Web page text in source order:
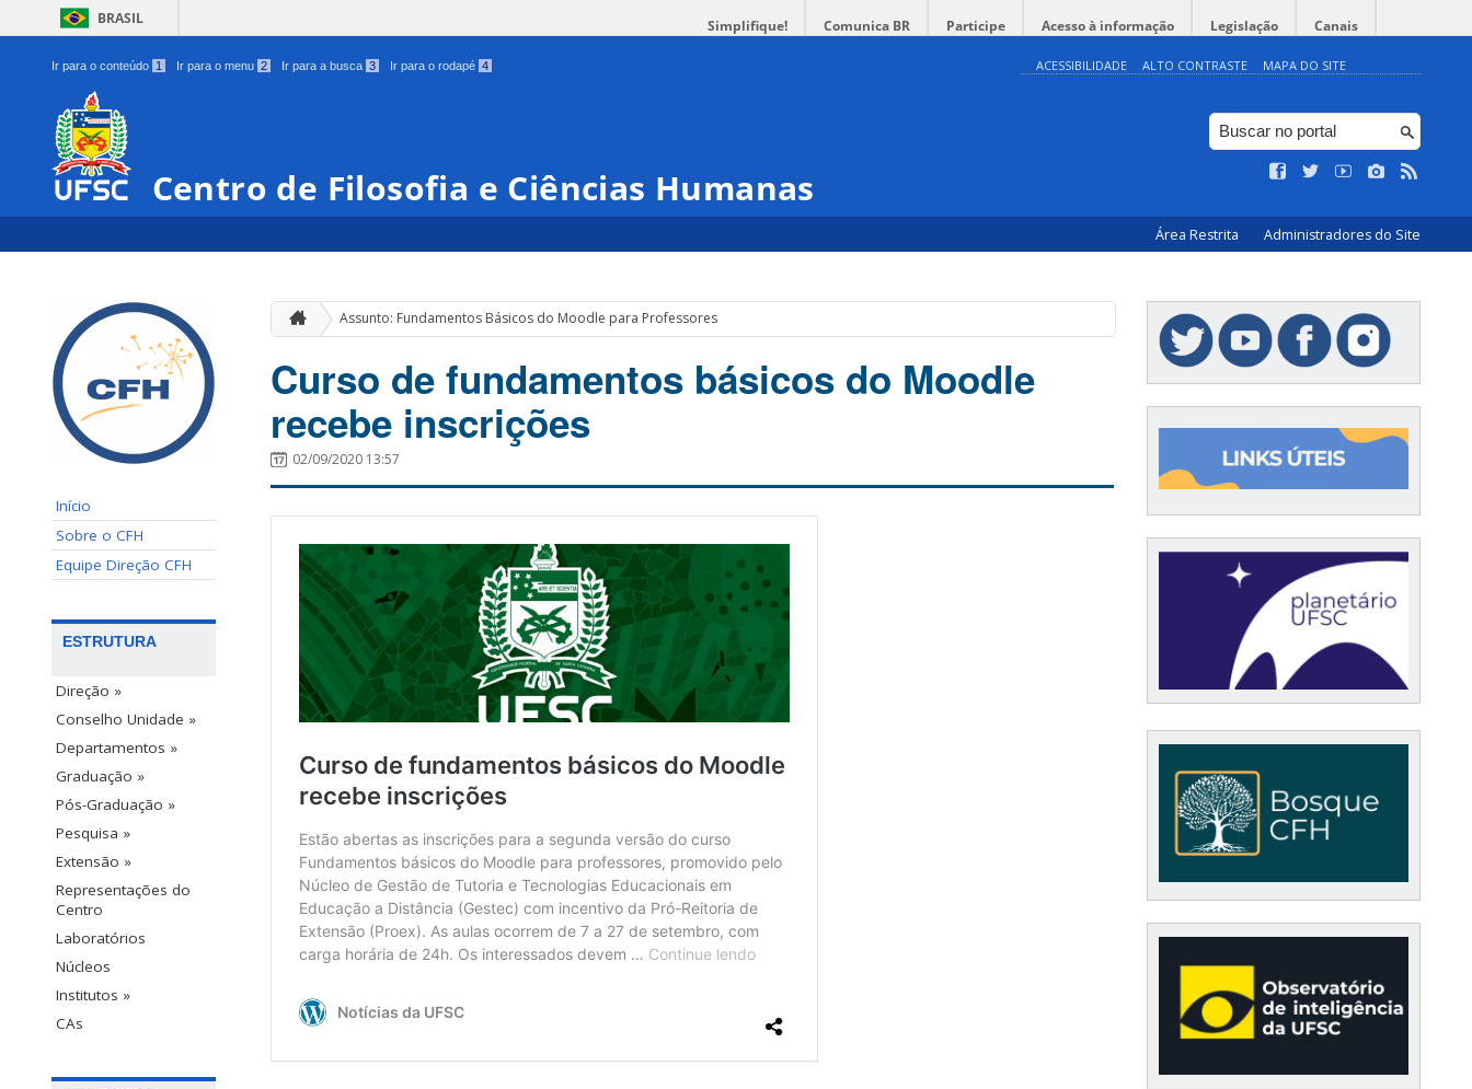
BRASIL Simplifique! Comunica BR Participe Acesso à informação Legislação Canais
Ir para o conteúdo 1 Ir para o menu 2 Ir para a busca 3 Ir para o rodapé 4 ACESSIBILIDADE ALTO CONTRASTE MAPA DO SITE
Centro de Filosofia e Ciências Humanas
Área Restrita Administradores do Site
Início
Sobre o CFH
Equipe Direção CFH
ESTRUTURA
Direção »
Conselho Unidade »
Departamentos »
Graduação »
Pós-Graduação »
Pesquisa »
Extensão »
Representações do
Centro
Laboratórios
Núcleos
Institutos »
CAs
Assunto: Fundamentos Básicos do Moodle para Professores
Curso de fundamentos básicos do Moodle
recebe inscrições
02/09/2020 13:57